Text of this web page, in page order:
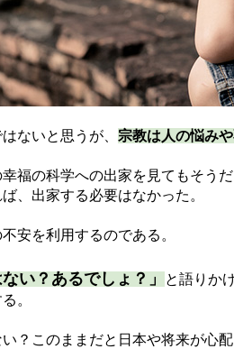
ないと思うが、 宗教は人の悩み
福の科学への出家を見てもそうだ
、出家する必要はなかった。
安を利用するのである。
い？あるでしょ？」
と語りか
。
い？このままだと日本や将来が心配